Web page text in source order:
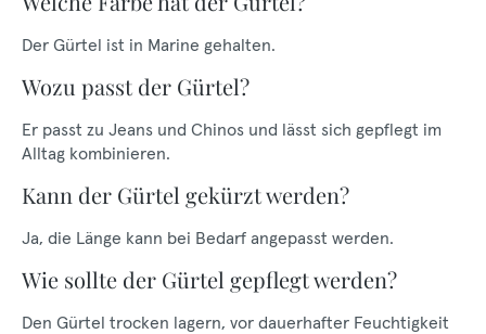
Der Gürtel ist in Marine gehalten.
Wozu passt der Gürtel?
Er passt zu Jeans und Chinos und lässt sich gepflegt im
Alltag kombinieren.
Kann der Gürtel gekürzt werden?
Ja, die Länge kann bei Bedarf angepasst werden.
Wie sollte der Gürtel gepflegt werden?
Den Gürtel trocken lagern, vor dauerhafter Feuchtigkeit